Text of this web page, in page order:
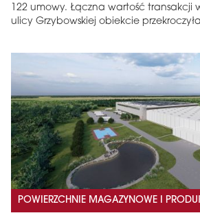
122 umowy. Łączna wartość transakcji
ulicy Grzybowskiej obiekcie przekroczyła
POWIERZCHNIE MAGAZYNOWE I